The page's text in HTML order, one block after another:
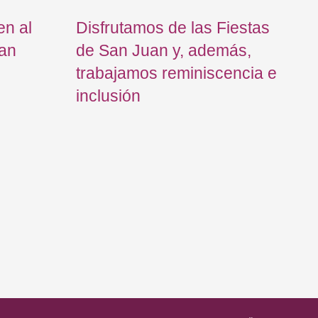
al
Disfrutamos de las Fiestas
de San Juan y, además,
trabajamos reminiscencia e
inclusión